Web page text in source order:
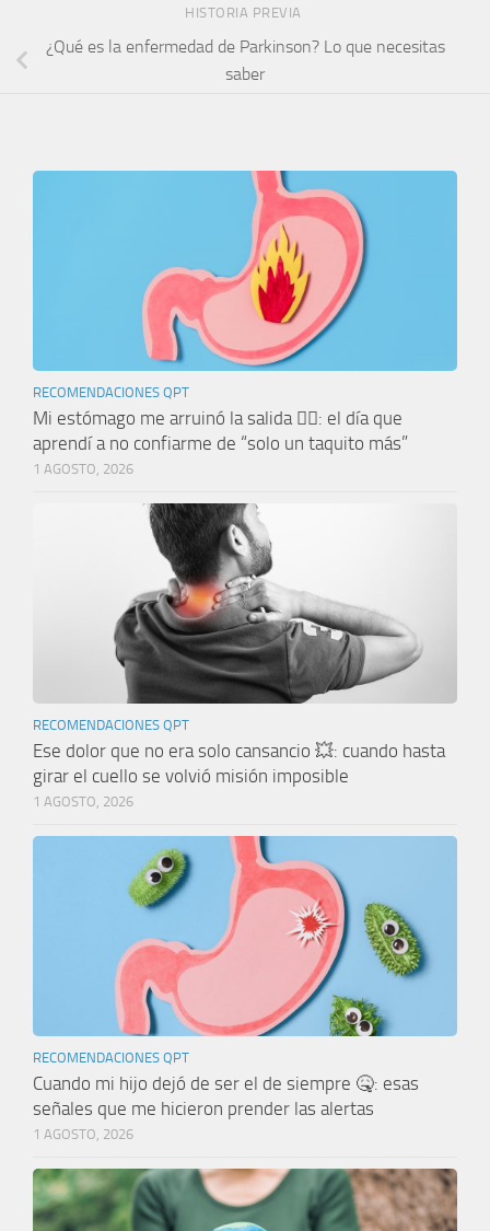
HISTORIA PREVIA
¿Qué es la enfermedad de Parkinson? Lo que necesitas
saber
RECOMENDACIONES QPT
Mi estómago me arruinó la salida 🤦‍♀️: el día que
aprendí a no confiarme de “solo un taquito más”
1 AGOSTO, 2026
RECOMENDACIONES QPT
Ese dolor que no era solo cansancio 💥: cuando hasta
girar el cuello se volvió misión imposible
1 AGOSTO, 2026
RECOMENDACIONES QPT
Cuando mi hijo dejó de ser el de siempre 🤒: esas
señales que me hicieron prender las alertas
1 AGOSTO, 2026